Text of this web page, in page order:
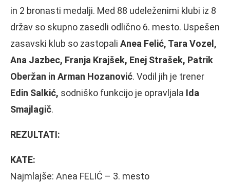
in 2 bronasti medalji. Med 88 udeleženimi klubi iz 8
držav so skupno zasedli odlično 6. mesto. Uspešen
zasavski klub so zastopali Anea Felić, Tara Vozel,
Ana Jazbec, Franja Krajšek, Enej Strašek, Patrik
Oberžan in Arman Hozanović. Vodil jih je trener
Edin Salkić, sodniško funkcijo je opravljala Ida
Smajlagič.
REZULTATI:
KATE:
Najmlajše: Anea FELIĆ – 3. mesto